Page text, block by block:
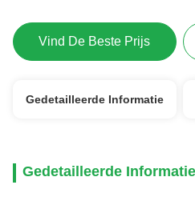
Vind De Beste Prijs
Gedetailleerde Informatie
Gedetailleerde Informatie